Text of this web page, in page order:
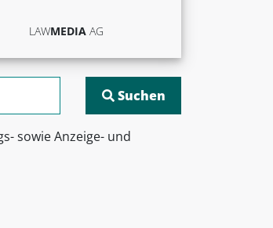
LAWMEDIA AG
sowie Anzeige- und